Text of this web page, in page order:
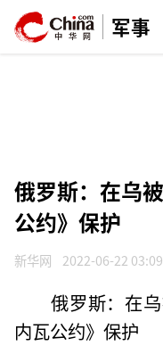
军事
俄罗斯：在乌
公约》保护
新华网 2022-06-22
俄罗斯：在
内瓦公约》保护